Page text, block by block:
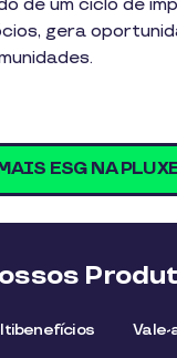
de um ciclo de
gera
ESG NA
Vale-